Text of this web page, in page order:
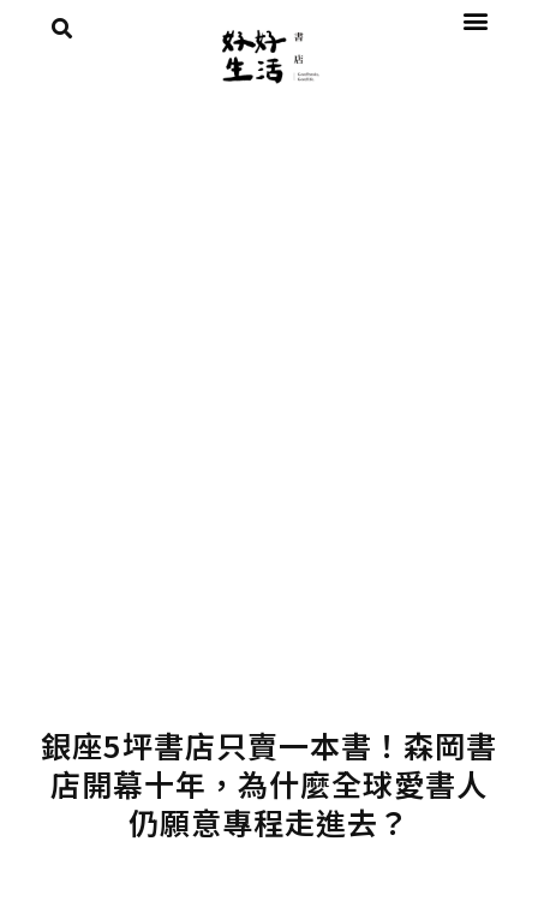
銀座5坪書店只賣一本書！森岡書
店開幕十年，為什麼全球愛書人
仍願意專程走進去？